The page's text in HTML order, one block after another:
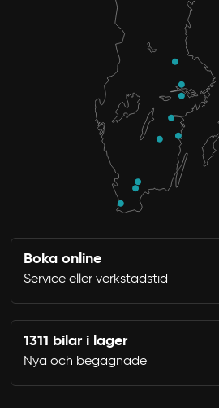
Boka online
Service eller verkstadstid
1311 bilar i lager
Nya och begagnade